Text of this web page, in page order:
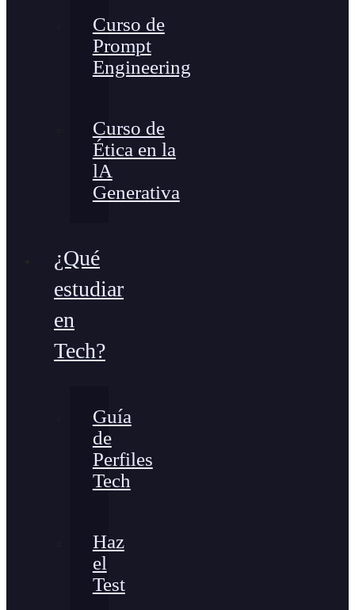
Curso de
Prompt
Engineering
Curso de
Ética en la
lA
Generativa
¿Qué
estudiar
en
Tech?
Guía
de
Perfiles
Tech
Haz
el
Test